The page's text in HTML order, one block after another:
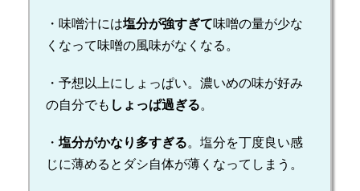
・味噌汁には塩分が強すぎて味噌の量が少な
くなって味噌の風味がなくなる。
・予想以上にしょっぱい。濃いめの味が好み
の自分でも しょっぱ過ぎる。
・ 塩分がかなり多すぎる。塩分を丁度良い感
じに薄めるとダシ自体が薄くなってしまう。